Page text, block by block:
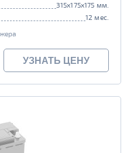
315x175x175 мм.
12 мес.
УЗНАТЬ ЦЕНУ